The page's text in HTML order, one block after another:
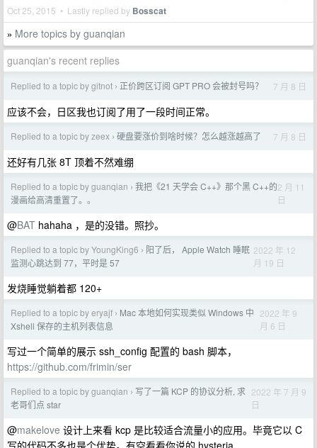
Oct 25, 2015 • Lastly replied by Bosscat
» More topics by guanqian
guanqian's recent replies
Replied to a topic by gitnot › 正价跨区订阅 GPT PRO 会被封号吗？ 7 月 8 日
应该不会，日区我也订阅了用了一段时间正常。
Replied to a topic by zeex › 硬盘要涨价到啥时候？怎么越涨越高了 7 月 8 日
还好有几张 8T 顶着不然难绷
Replied to a topic by guanqian › 我把《21 天学会 C++》那个黑 C++的
漫画给高清重置了。。
2 月 11
日
@BAT hahaha ，是的没错。照抄。
Replied to a topic by YoungKing6 › 阳了后， Apple Watch 睡眠
监测心跳达到 77，平时是 57
2022 年 12
月 19 日
发烧睡觉躺着都 120+
Replied to a topic by eryajf › Mac 本地如何实现类似 Windows 中
Xshell 保存的主机列表信息
2022 年 9
月 6 日
写过一个简单的展示 ssh_config 配置的 bash 脚本，
https://github.com/frimin/ser
Replied to a topic by guanqian › 写了一篇 KCP 的协议分析, 求
老哥们点 star
2022 年 7 月 9
日
@makelove 设计上来看 kcp 是比较适合流量小的应用。毕竟它以 C
写的代码不多也是个优势。有空看看你说的 hysteria